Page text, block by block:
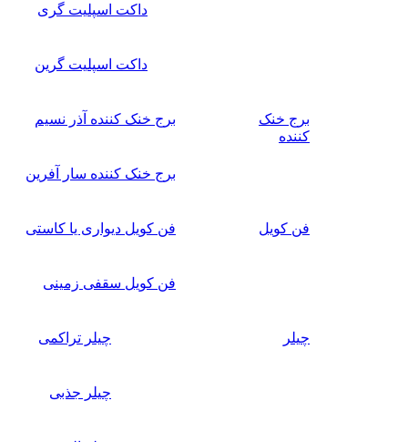
داکت اسپلیت گری
داکت اسپلیت گرین
برج خنک
کننده
برج خنک کننده آذر نسیم
برج خنک کننده سار آفرین
فن کویل فن کویل دیواری یا کاستی
فن کویل سقفی زمینی
چیلر چیلر تراکمی
چیلر جذبی